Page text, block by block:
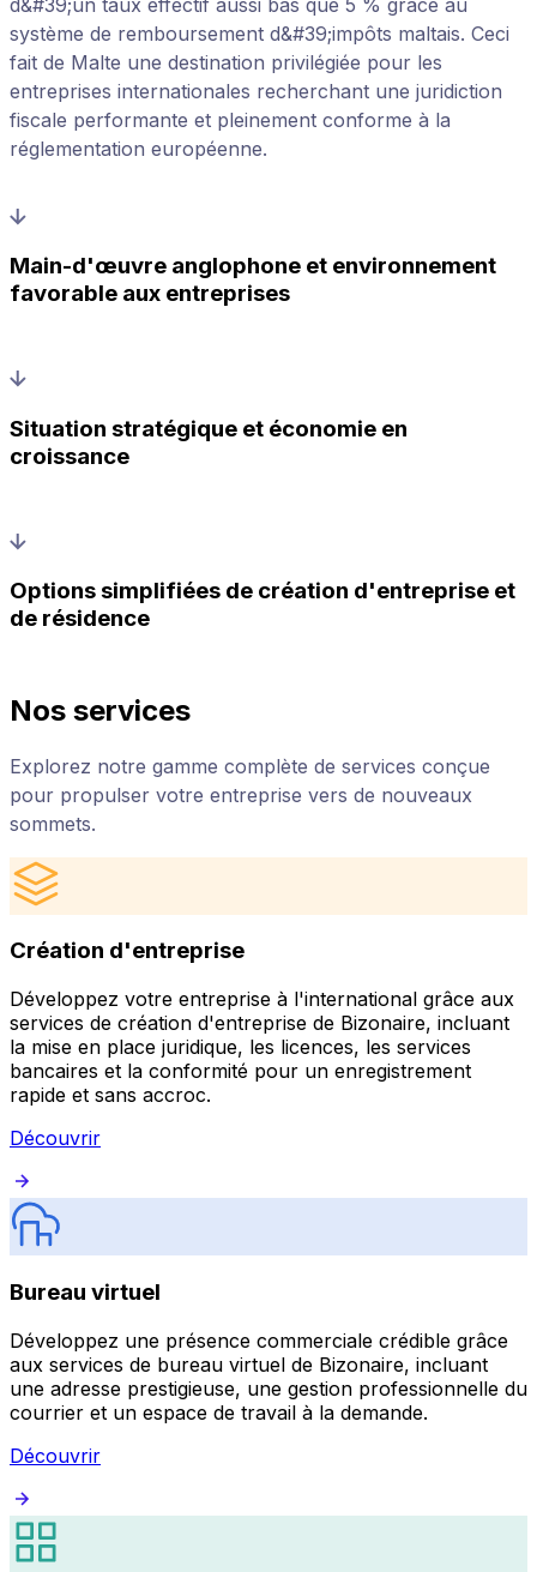
système de remboursement d&#39;impôts maltais. Ceci
fait de Malte une destination privilégiée pour les
entreprises internationales recherchant une juridiction
fiscale performante et pleinement conforme à la
réglementation européenne.
Main-d'œuvre anglophone et environnement
favorable aux entreprises
Situation stratégique et économie en
croissance
Options simplifiées de création d'entreprise et
de résidence
Nos services
Explorez notre gamme complète de services conçue
pour propulser votre entreprise vers de nouveaux
sommets.
Création d'entreprise
Développez votre entreprise à l'international grâce aux
services de création d'entreprise de Bizonaire, incluant
la mise en place juridique, les licences, les services
bancaires et la conformité pour un enregistrement
rapide et sans accroc.
Découvrir
Bureau virtuel
Développez une présence commerciale crédible grâce
aux services de bureau virtuel de Bizonaire, incluant
une adresse prestigieuse, une gestion professionnelle du
courrier et un espace de travail à la demande.
Découvrir